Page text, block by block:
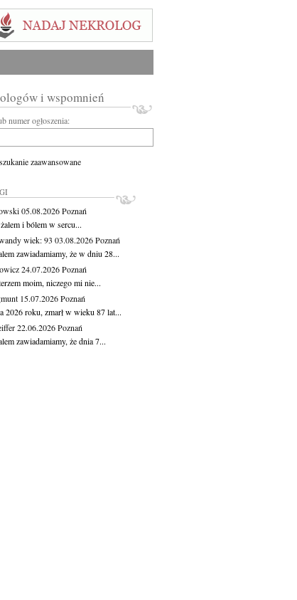
i wspomnień
numer ogłoszenia:
zaawansowane
05.08.2026Poznań
i bólem w sercu...
wiek: 93 03.08.2026Poznań
zawiadamiamy, że w dniu 28...
24.07.2026Poznań
moim, niczego mi nie...
15.07.2026Poznań
2026 roku, zmarł w wieku 87 lat...
22.06.2026Poznań
zawiadamiamy, że dnia 7...